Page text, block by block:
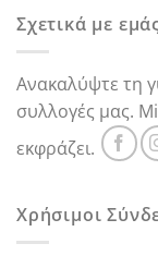
Σχετικά με
Ανακαλύψτε τη
συλλογές μας.
εκφράζει.
Χρήσιμοι